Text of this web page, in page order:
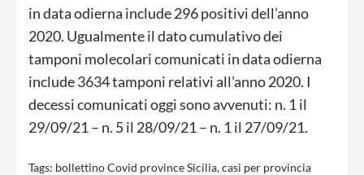
in data odierna include 296 positivi dell’anno
2020. Ugualmente il dato cumulativo dei
tamponi molecolari comunicati in data odierna
include 3634 tamponi relativi all’anno 2020. I
decessi comunicati oggi sono avvenuti: n. 1 il
29/09/21 – n. 5 il 28/09/21 – n. 1 il 27/09/21.
Tags: bollettino Covid province Sicilia,casi per provincia